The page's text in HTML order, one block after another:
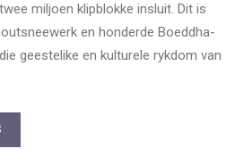
miljoen klipblokke insluit. Dit is
en honderde Boeddha-
geestelike en kulturele rykdom van